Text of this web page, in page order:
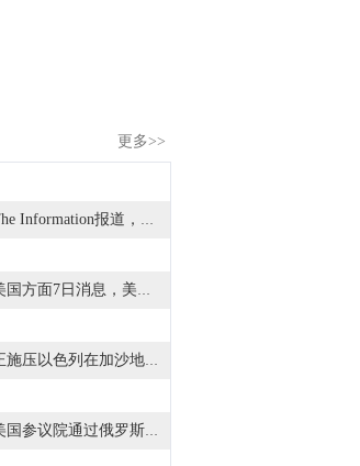
更多>>
金十数据8月8日讯，据The Information报道，英伟达(NVDA.O)已同意向电力基础设施开发商Lancium投资20亿美元，并承诺在该公司获得更多规划电力资源后追加投资10亿美元。据悉，此次交易对Lancium及其土地和电力连接资产的企业价值估值约为100亿美元，其中包括投资金额及债务。Lancium是由黑石集团支持的电力基础设施企业，负责开发位于美国得克萨斯州、服务于OpenAI和甲骨文AI园区的电力基础设施项目。
金十数据8月8日讯，据美国方面7日消息，美国最大水库米德湖水位降至有记录以来最低水平。消息援引美国政府7日公布的数据显示，米德湖水位降至317.14米，低于此前的最低纪录——于2022年7月测得的317.17米。消息称，持续干旱以及异常偏低的积雪量，是今年科罗拉多河流域多座水库水位明显下降的重要原因。
据以色列广播局：美国正施压以色列在加沙地区启动为期两周的停火，以实施解除哈马斯武装的计划。
乌克兰总统泽连斯基对美国参议院通过俄罗斯制裁法案表示感谢。